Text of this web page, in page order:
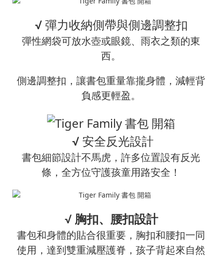
√ 彈力收納側帶與側邊調整扣
彈性網袋可放水壺或眼鏡、雨衣之類的東
西。
側邊調整扣，讓書包重量靠攏身體，減輕背
負感更輕盈。
√ 安全反光設計
書包細節設計不馬虎，許多位置設有反光
條，全方位守護孩童用路安全！
√胸扣、腰扣設計
書包和身體的貼合很重要，胸扣和腰扣一同
使用，達到雙重減壓護脊，孩子背起來自然